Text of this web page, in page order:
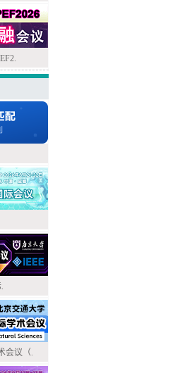
会议（.